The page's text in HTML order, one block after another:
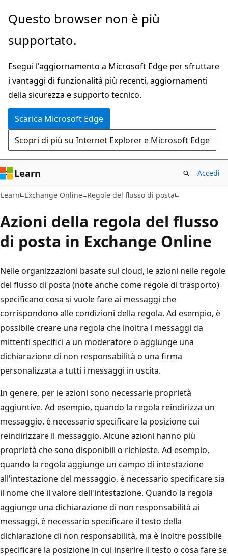
Ignora
passa
contenuto
principale
Questo browser non è più
supportato.
Esegui l'aggiornamento a Microsoft Edge per sfruttare
i vantaggi di funzionalità più recenti, aggiornamenti
della sicurezza e supporto tecnico.
Scarica Microsoft Edge
Scopri di più su Internet Explorer e Microsoft Edge
Learn Accedi
Learn Exchange Online Regole del flusso di posta
Azioni della regola del flusso
di posta in Exchange Online
Nelle organizzazioni basate sul cloud, le azioni nelle regole
del flusso di posta (note anche come regole di trasporto)
specificano cosa si vuole fare ai messaggi che
corrispondono alle condizioni della regola. Ad esempio, è
possibile creare una regola che inoltra i messaggi da
mittenti specifici a un moderatore o aggiunge una
dichiarazione di non responsabilità o una firma
personalizzata a tutti i messaggi in uscita.
In genere, per le azioni sono necessarie proprietà
aggiuntive. Ad esempio, quando la regola reindirizza un
messaggio, è necessario specificare la posizione cui
reindirizzare il messaggio. Alcune azioni hanno più
proprietà che sono disponibili o richieste. Ad esempio,
quando la regola aggiunge un campo di intestazione
all'intestazione del messaggio, è necessario specificare sia
il nome che il valore dell'intestazione. Quando la regola
aggiunge una dichiarazione di non responsabilità ai
messaggi, è necessario specificare il testo della
dichiarazione di non responsabilità, ma è inoltre possibile
specificare la posizione in cui inserire il testo o cosa fare se